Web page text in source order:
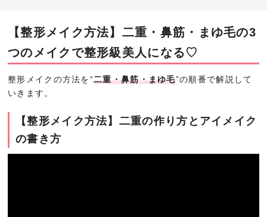
【整形メイク方法】二重・鼻筋・まゆ毛の3
つのメイクで整形級美人になる♡
整形メイクの方法を“二重・鼻筋・まゆ毛”の順番で解説して
いきます。
【整形メイク方法】二重の作り方とアイメイク
の書き方